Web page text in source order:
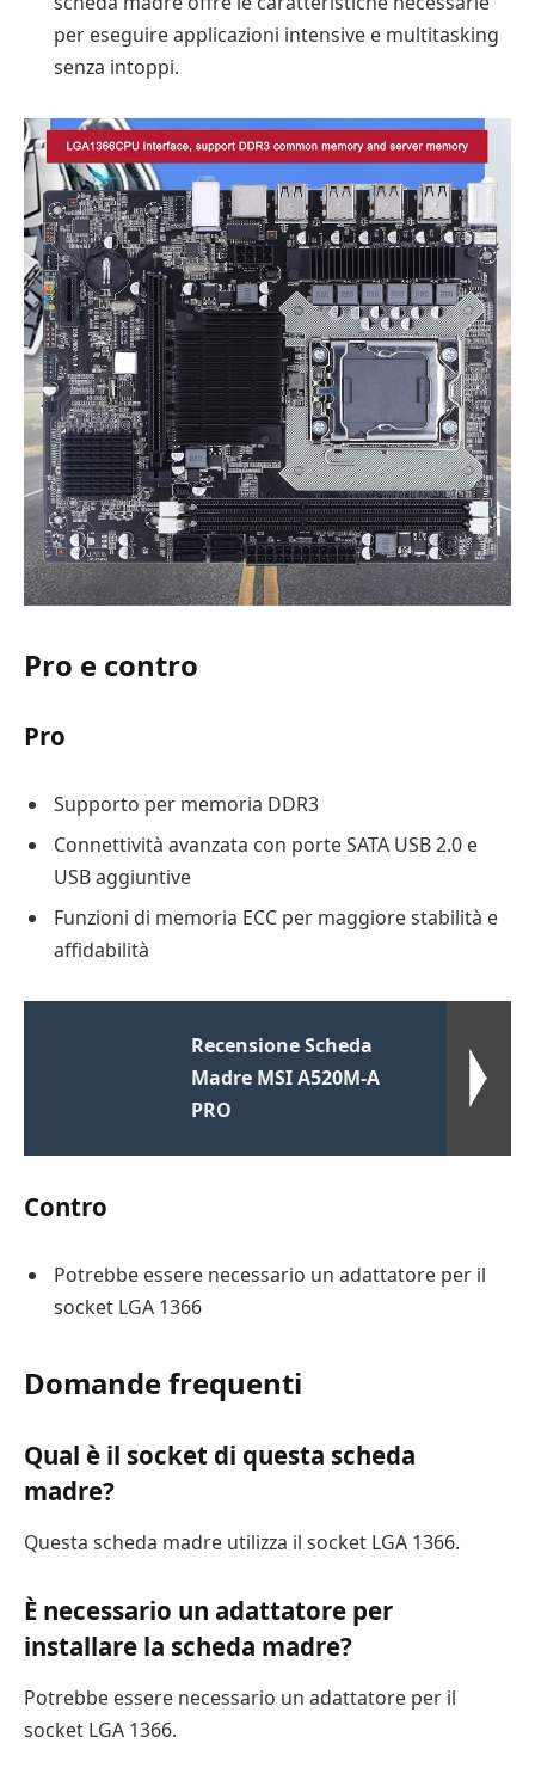
per eseguire applicazioni intensive e multitasking
senza intoppi.
Pro e contro
Pro
Supporto per memoria DDR3
Connettività avanzata con porte SATA USB 2.0 e
USB aggiuntive
Funzioni di memoria ECC per maggiore stabilità e
affidabilità
Recensione Scheda
Madre MSI A520M-A
PRO
Contro
Potrebbe essere necessario un adattatore per il
socket LGA 1366
Domande frequenti
Qual è il socket di questa scheda
madre?
Questa scheda madre utilizza il socket LGA 1366.
È necessario un adattatore per
installare la scheda madre?
Potrebbe essere necessario un adattatore per il
socket LGA 1366.